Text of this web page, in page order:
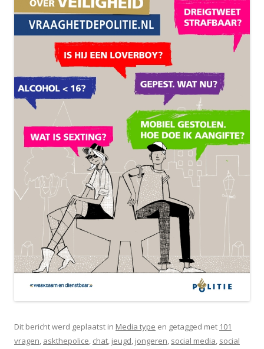
Dit bericht werd geplaatst in Media type en getagged met 101
vragen, askthepolice, chat, jeugd, jongeren, social media, social